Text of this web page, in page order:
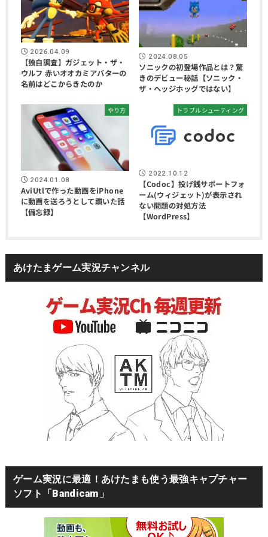
2026.04.09
【独自調査】ガジェット・ザ・
ウルフ 赤いオオカミアバターの
名前はどこからきたのか
2024.08.05
ソニックの初登場作品とは？驚
きのデビュー秘話【ソニック・
ザ・ヘッジホッグではない】
やり方
2024.01.08
AviUtlで作った動画をiPhone
に動画を送ろうとして躓いた話
【備忘録】
トラブルシューティング
2022.10.12
【Codoc】投げ銭サポートフォ
ーム(ウィジェット)が表示され
ない問題の対処方法
【WordPress】
あけたまゲーム実況チャンネル
ゲーム実況に最適！あけたまも使う最強キャプチャー
ソフト「Bandicam」